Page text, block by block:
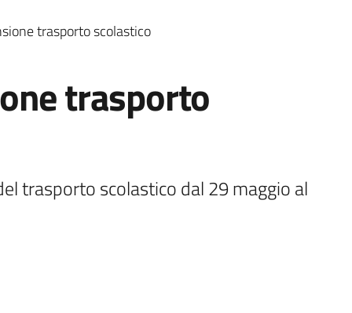
trasporto scolastico
trasporto
trasporto scolastico dal 29 maggio al